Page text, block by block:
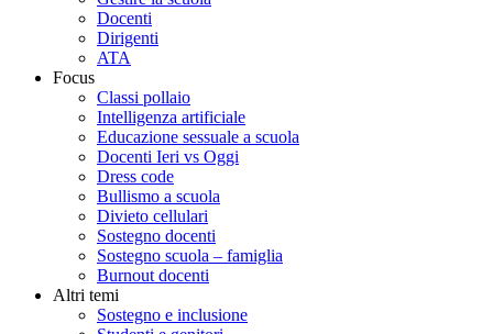
Docenti
Dirigenti
ATA
Focus
Classi pollaio
Intelligenza artificiale
Educazione sessuale a scuola
Docenti Ieri vs Oggi
Dress code
Bullismo a scuola
Divieto cellulari
Sostegno docenti
Sostegno scuola – famiglia
Burnout docenti
Altri temi
Sostegno e inclusione